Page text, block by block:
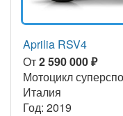
Aprilia RSV4
От2 590 000 ₽
Мотоцикл
Италия
Год: 2019